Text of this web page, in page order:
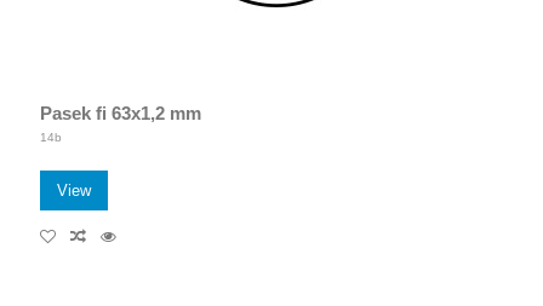
Pasek fi 63x1,2 mm
14b
View